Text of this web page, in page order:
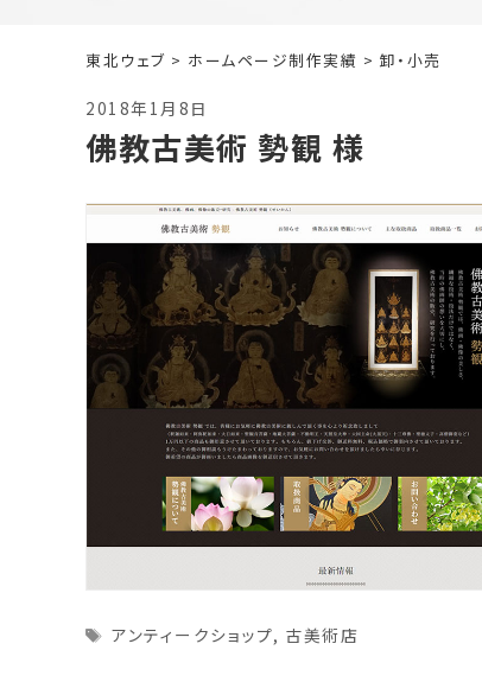
東北ウェブ > ホームページ制作実績 > 卸・小売
2018年1月8日
佛教古美術 勢観 様
Tags
アンティークショップ, 古美術店